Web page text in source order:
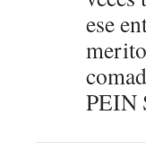
ese
PEIN